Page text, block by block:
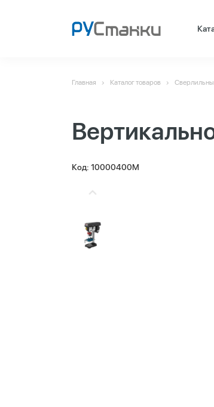
Главная Каталог товаров
Код: 10000400M